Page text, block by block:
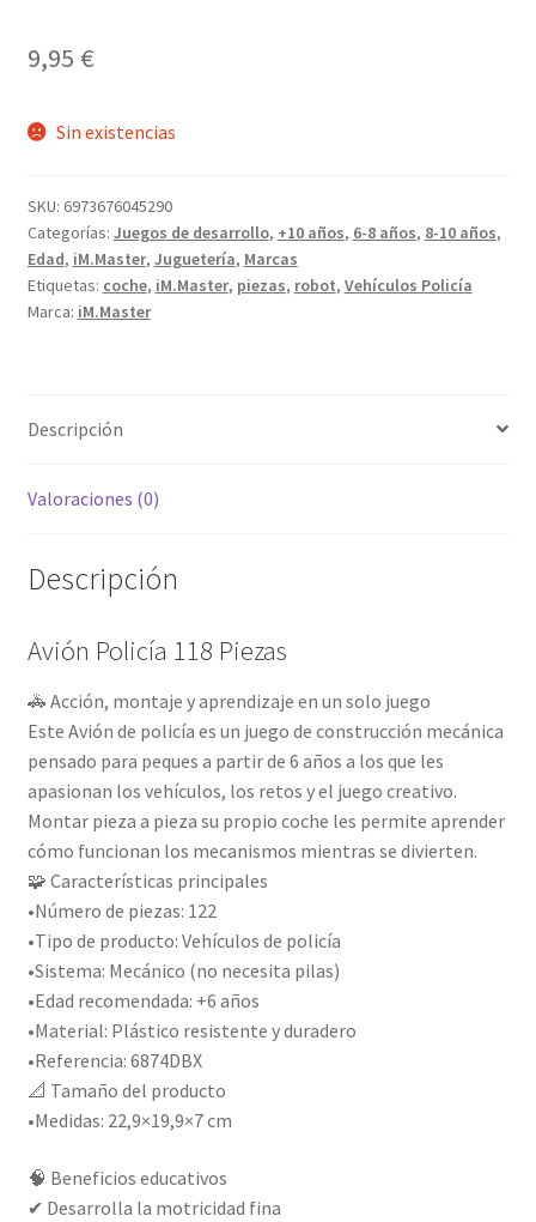
9,95 €
Sin existencias
SKU: 6973676045290
Categorías: Juegos de desarrollo, +10 años, 6-8 años, 8-10 años,
Edad, iM.Master, Juguetería, Marcas
Etiquetas: coche, iM.Master, piezas, robot, Vehículos Policía
Marca: iM.Master
Descripción
Valoraciones (0)
Descripción
Avión Policía 118 Piezas
🚓 Acción, montaje y aprendizaje en un solo juego
Este Avión de policía es un juego de construcción mecánica
pensado para peques a partir de 6 años a los que les
apasionan los vehículos, los retos y el juego creativo.
Montar pieza a pieza su propio coche les permite aprender
cómo funcionan los mecanismos mientras se divierten.
🧩 Características principales
•Número de piezas: 122
•Tipo de producto: Vehículos de policía
•Sistema: Mecánico (no necesita pilas)
•Edad recomendada: +6 años
•Material: Plástico resistente y duradero
•Referencia: 6874DBX
📐 Tamaño del producto
•Medidas: 22,9×19,9×7 cm
🧠 Beneficios educativos
✔ Desarrolla la motricidad fina